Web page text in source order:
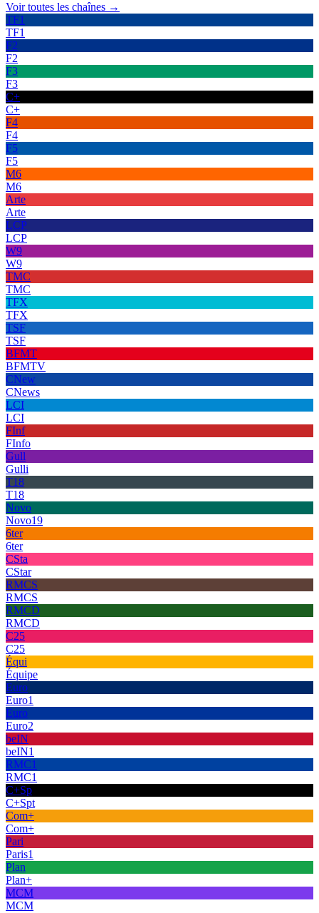
Voir toutes les chaînes →
TF1
TF1
F2
F2
F3
F3
C+
C+
F4
F4
F5
F5
M6
M6
Arte
Arte
LCP
LCP
W9
W9
TMC
TMC
TFX
TFX
TSF
TSF
BFMT
BFMTV
CNew
CNews
LCI
LCI
FInf
FInfo
Gull
Gulli
T18
T18
Novo
Novo19
6ter
6ter
CSta
CStar
RMCS
RMCS
RMCD
RMCD
C25
C25
Équi
Équipe
Euro
Euro1
Euro
Euro2
beIN
beIN1
RMC1
RMC1
C+Sp
C+Spt
Com+
Com+
Pari
Paris1
Plan
Plan+
MCM
MCM